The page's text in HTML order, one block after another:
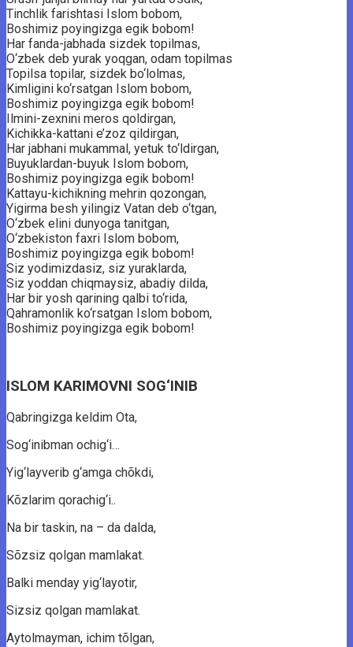
Tinchlik farishtasi Islom bobom,
Boshimiz poyingizga egik bobom!
Har fanda-jabhada sizdek topilmas,
O‘zbek deb yurak yoqgan, odam topilmas
Topilsa topilar, sizdek bo‘lolmas,
Kimligini ko‘rsatgan Islom bobom,
Boshimiz poyingizga egik bobom!
Ilmini-zexnini meros qoldirgan,
Kichikka-kattani e’zoz qildirgan,
Har jabhani mukammal, yetuk to‘ldirgan,
Buyuklardan-buyuk Islom bobom,
Boshimiz poyingizga egik bobom!
Kattayu-kichikning mehrin qozongan,
Yigirma besh yilingiz Vatan deb o‘tgan,
O‘zbek elini dunyoga tanitgan,
O‘zbekiston faxri Islom bobom,
Boshimiz poyingizga egik bobom!
Siz yodimizdasiz, siz yuraklarda,
Siz yoddan chiqmaysiz, abadiy dilda,
Har bir yosh qarining qalbi to‘rida,
Qahramonlik ko‘rsatgan Islom bobom,
Boshimiz poyingizga egik bobom!
ISLOM KARIMOVNI SOG‘INIB
Qаbringizgа keldim Otа,
Sоg‘inibmаn оchig‘i…
Yig‘lаyverib g‘аmgа chõkdi,
Kõzlаrim qоrаchig‘i..
Nа bir tаskin, nа – dа dаldа,
Sõzsiz qоlgаn mаmlаkаt.
Bаlki mendаy yig‘lаyоtir,
Sizsiz qоlgаn mаmlаkаt.
Aytоlmаymаn, ichim tõlgаn,